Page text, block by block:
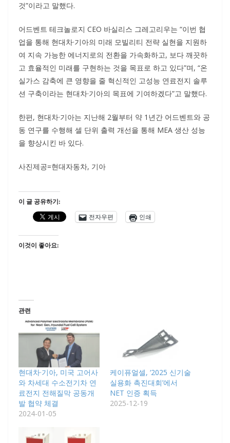
것”이라고 말했다.
어드벤트 테크놀로지 CEO 바실리스 그레고리우는 “이번 협
업을 통해 현대차·기아의 미래 모빌리티 전략 실현을 지원하
여 지속 가능한 에너지로의 전환을 가속화하고, 보다 깨끗하
고 효율적인 미래를 구현하는 것을 목표로 하고 있다”며, “온
실가스 감축에 큰 영향을 줄 혁신적인 고성능 연료전지 솔루
션 구축이라는 현대차·기아의 목표에 기여하겠다”고 말했다.
한편, 현대차·기아는 지난해 2월부터 약 1년간 어드벤트와 공
동 연구를 수행해 셀 단위 출력 개선을 통해 MEA 생산 성능
을 향상시킨 바 있다.
사진제공=현대자동차, 기아
이 글 공유하기:
전자우편
인쇄
이것이 좋아요:
관련
현대차·기아, 미국 고어사
와 차세대 수소전기차 연
료전지 전해질막 공동개
발 협약 체결
2024-01-05
케이퓨얼셀, ‘2025 신기술
실용화 촉진대회’에서
NET 인증 획득
2025-12-19